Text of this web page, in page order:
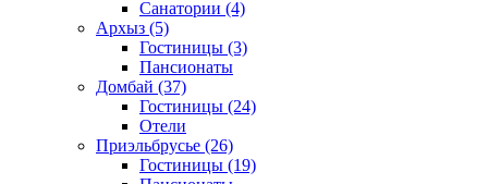
Санатории (4)
Архыз (5)
Гостиницы (3)
Пансионаты
Домбай (37)
Гостиницы (24)
Отели
Приэльбрусье (26)
Гостиницы (19)